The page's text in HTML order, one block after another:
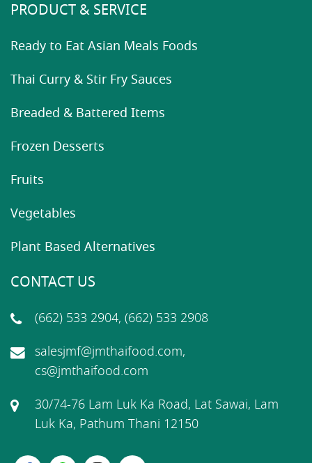
PRODUCT & SERVICE
Ready to Eat Asian Meals Foods
Thai Curry & Stir Fry Sauces
Breaded & Battered Items
Frozen Desserts
Fruits
Vegetables
Plant Based Alternatives
CONTACT US
(662) 533 2904, (662) 533 2908
salesjmf@jmthaifood.com,
cs@jmthaifood.com
30/74-76 Lam Luk Ka Road, Lat Sawai, Lam
Luk Ka, Pathum Thani 12150